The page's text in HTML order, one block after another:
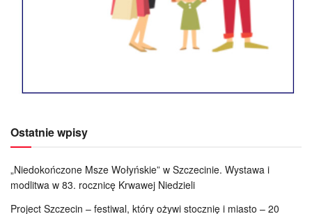
Ostatnie wpisy
„Niedokończone Msze Wołyńskie” w Szczecinie. Wystawa i
modlitwa w 83. rocznicę Krwawej Niedzieli
Project Szczecin – festiwal, który ożywi stocznię i miasto – 20